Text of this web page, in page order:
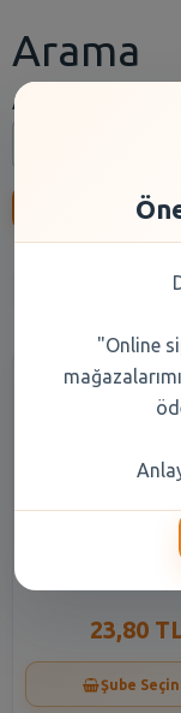
Arama
Arama:
Kuru
Pınar Süt Kido
23,80
Şube
"Online